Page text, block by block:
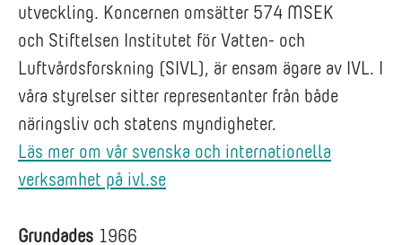
utveckling. Koncernen omsätter 574 MSEK
och Stiftelsen Institutet för Vatten- och
Luftvårdsforskning (SIVL), är ensam ägare av IVL. I
våra styrelser sitter representanter från både
näringsliv och statens myndigheter.
Läs mer om vår svenska och internationella
verksamhet på ivl.se
Grundades 1966